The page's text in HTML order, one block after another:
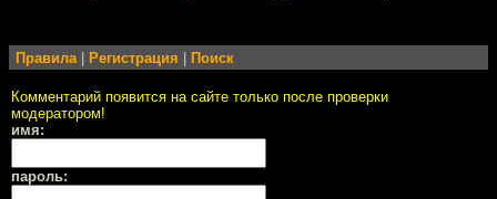
Правила| Регистрация Поиск
Комментарий появится на сайте только после проверки
модератором!
имя:
пароль: